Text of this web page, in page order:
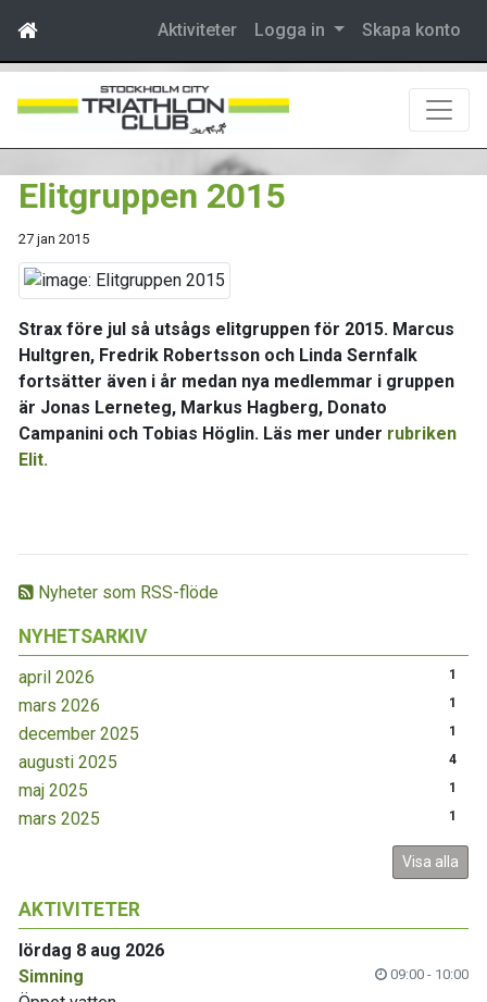
Aktiviteter Logga in Skapa konto
Nyheter som RSS-flöde
NYHETSARKIV
april 2026 1
mars 2026 1
december 2025 1
augusti 2025 4
maj 2025 1
mars 2025 1
Visa alla
AKTIVITETER
lördag 8 aug 2026
Simning
09:00 - 10:00
Elitgruppen 2015
27 jan 2015
Strax före jul så utsågs elitgruppen för 2015. Marcus
Hultgren, Fredrik Robertsson och Linda Sernfalk
fortsätter även i år medan nya medlemmar i gruppen
är Jonas Lerneteg, Markus Hagberg, Donato
Campanini och Tobias Höglin. Läs mer under rubriken
Elit.